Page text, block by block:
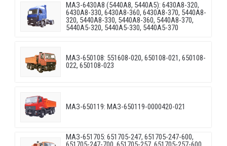
МАЗ-6430A8 (5440A8, 5440A5): 6430A8-320,
6430A8-330, 6430A8-360, 6430A8-370, 5440A8-
320, 5440A8-330, 5440A8-360, 5440A8-370,
5440A5-320, 5440A5-330, 5440A5-370
МАЗ-650108: 551608-020, 650108-021, 650108-
022, 650108-023
МАЗ-650119: МАЗ-650119-0000420-021
МАЗ-651705: 651705-247, 651705-247-600,